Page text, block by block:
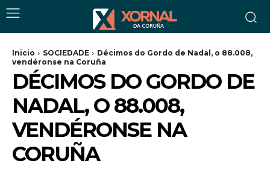
Inicio SOCIEDADE
Décimos do Gordo de Nadal, o 88.008,
vendéronse na Coruña
DÉCIMOS DO GORDO DE
NADAL, O 88.008,
VENDÉRONSE NA
CORUÑA